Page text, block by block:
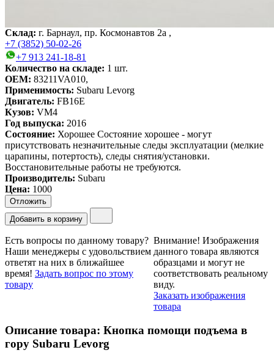
Склад: г. Барнаул, пр. Космонавтов 2а ,
+7 (3852) 50-02-26
+7 913 241-18-81
Количество на складе: 1 шт.
OEM: 83211VA010,
Применимость: Subaru Levorg
Двигатель: FB16E
Кузов: VM4
Год выпуска: 2016
Состояние: Хорошее Состояние хорошее - могут
присутствовать незначительные следы эксплуатации (мелкие
царапины, потертость), следы снятия/установки.
Восстановительные работы не требуются.
Производитель: Subaru
Цена: 1000
Отложить
Добавить в корзину
Есть вопросы по данному товару?
Наши менеджеры с удовольствием
ответят на них в ближайшее
время! Задать вопрос по этому
товару
Внимание! Изображения
данного товара являются
образцами и могут не
соответствовать реальному
виду.
Заказать изображения
товара
Описание товара: Кнопка помощи подъема в
гору Subaru Levorg